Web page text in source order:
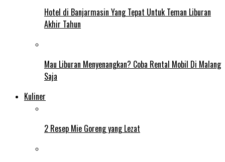
Hotel di Banjarmasin Yang Tepat Untuk Teman Liburan
Akhir Tahun
Mau Liburan Menyenangkan? Coba Rental Mobil Di Malang
Saja
Kuliner
2 Resep Mie Goreng yang Lezat